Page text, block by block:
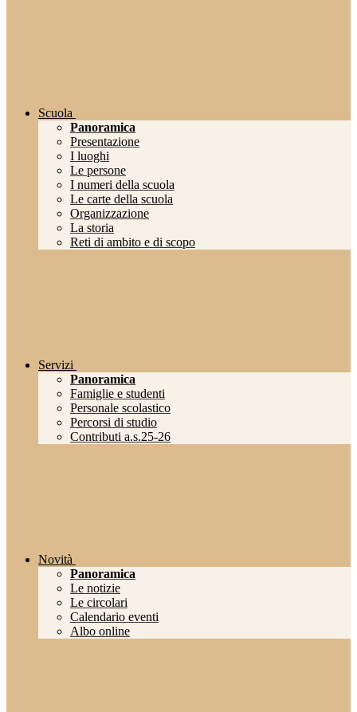
Scuola
Panoramica
Presentazione
I luoghi
Le persone
I numeri della scuola
Le carte della scuola
Organizzazione
La storia
Reti di ambito e di scopo
Servizi
Panoramica
Famiglie e studenti
Personale scolastico
Percorsi di studio
Contributi a.s.25-26
Novità
Panoramica
Le notizie
Le circolari
Calendario eventi
Albo online